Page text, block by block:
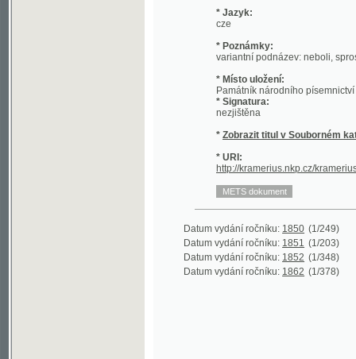
variantní podnázev: neboli, sprostý
* Místo uložení:
Památník národního písemnictví -
* Signatura:
nezjištěna
Zobrazit titul v Souborném katalogu
* URI:
http://kramerius.nkp.cz/kramerius/
Datum vydání ročníku:1850 (1/249)
Datum vydání ročníku:1852 (1/348)